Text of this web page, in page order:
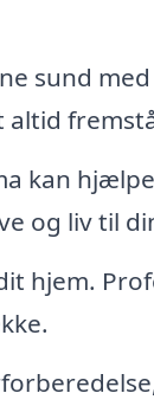
sund
kan
og liv til
hjem.